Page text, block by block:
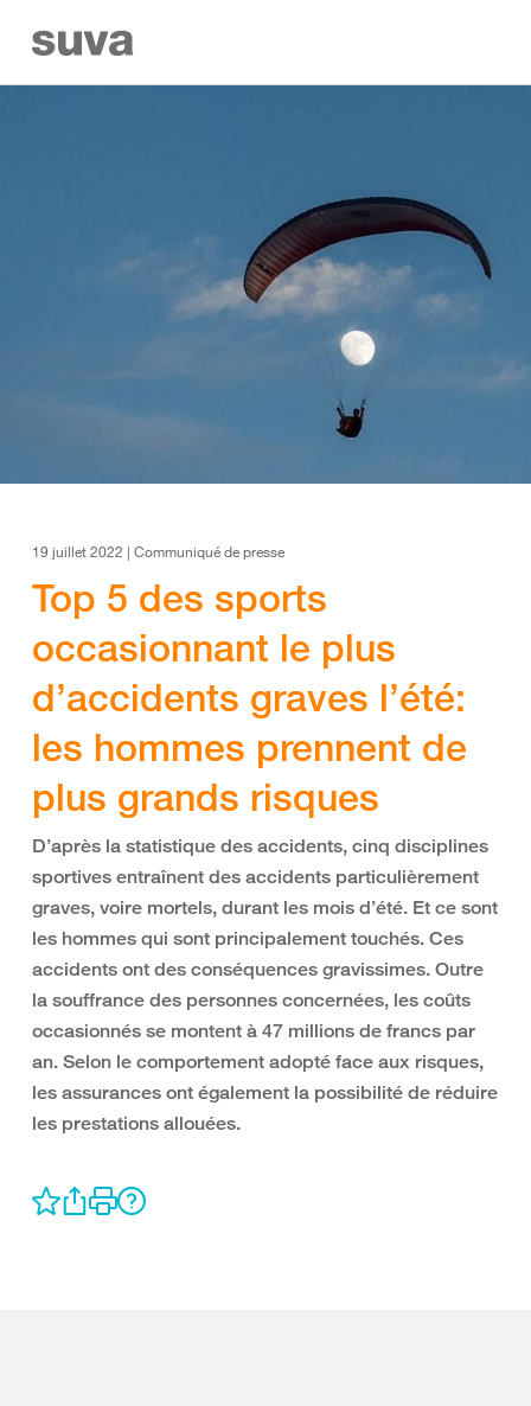
19 juillet 2022 | Communiqué de presse
Top 5 des sports
occasionnant le plus
d’accidents graves l’été:
les hommes prennent de
plus grands risques
D’après la statistique des accidents, cinq disciplines
sportives entraînent des accidents particulièrement
graves, voire mortels, durant les mois d’été. Et ce sont
les hommes qui sont principalement touchés. Ces
accidents ont des conséquences gravissimes. Outre
la souffrance des personnes concernées, les coûts
occasionnés se montent à 47 millions de francs par
an. Selon le comportement adopté face aux risques,
les assurances ont également la possibilité de réduire
les prestations allouées.